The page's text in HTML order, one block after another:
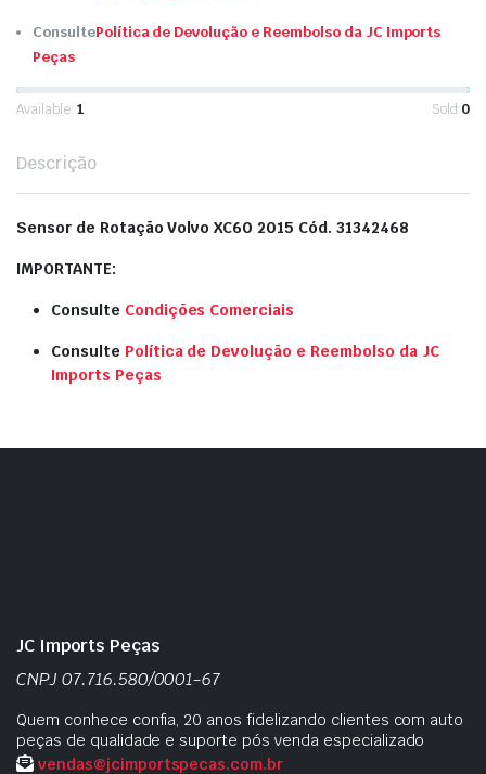
ConsultePolítica de Devolução e Reembolso da JC Imports
Peças
Available: 1 Sold:0
Descrição
Sensor de Rotação Volvo XC60 2015 Cód. 31342468
IMPORTANTE:
Consulte Condições Comerciais
Consulte Política de Devolução e Reembolso da JC
Imports Peças
JC Imports Peças
CNPJ 07.716.580/0001-67
Quem conhece confia, 20 anos fidelizando clientes com auto
peças de qualidade e suporte pós venda especializado
vendas@jcimportspecas.com.br